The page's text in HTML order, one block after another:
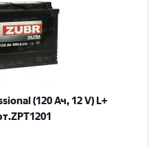
(120 Ач, 12 V) L+